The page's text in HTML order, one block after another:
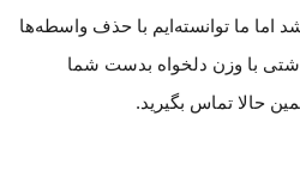
اما ما توانسته‌ایم با حذف واسطه‌ها
با وزن دلخواه بدست شما
حالا تماس بگیرید.